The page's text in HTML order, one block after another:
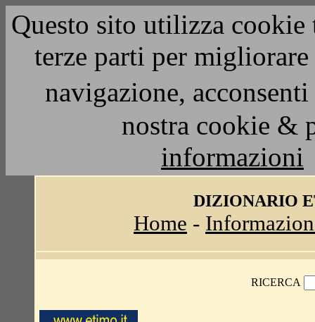
Questo sito utilizza
terze parti per
navigazione,
nostra cookie &
informazioni
DIZIONARIO
Home -
RICERCA